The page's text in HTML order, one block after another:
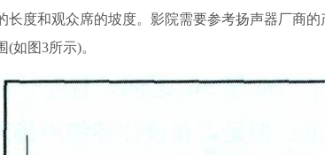
长度和观众席的坡度。影院需要参考扬声器厂商
如图3所示)。